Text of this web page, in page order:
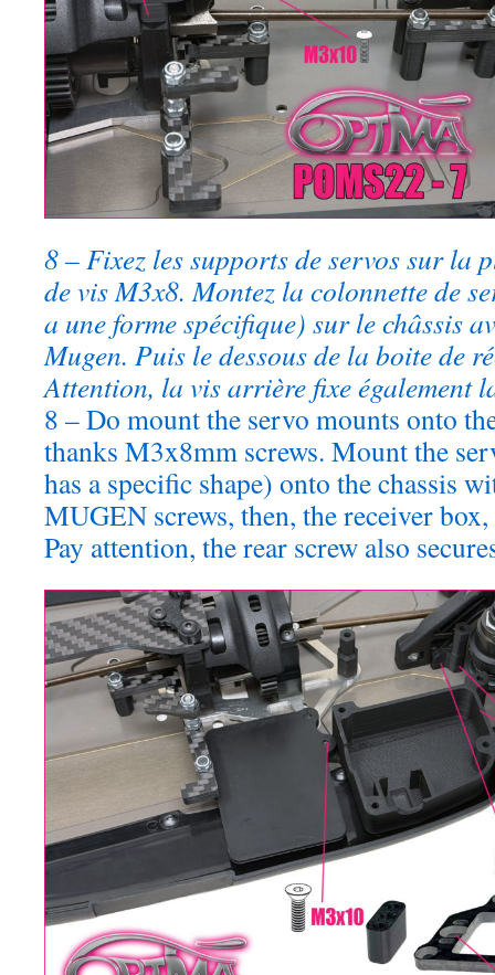
8 – Fixez les supports de servos sur la
de vis M3x8. Montez la colonnette de
a une forme spécifique) sur le châssis
Mugen. Puis le dessous de la boite de
Attention, la vis arrière fixe également
8 – Do mount the servo mounts onto
thanks M3x8mm screws. Mount the
has a specific shape) onto the chassis
MUGEN screws, then, the receiver
Pay attention, the rear screw also